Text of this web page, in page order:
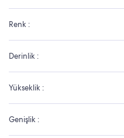
Renk :
Derinlik :
Yükseklik :
Genişlik :